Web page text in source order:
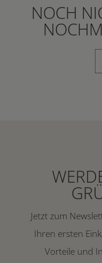
NOCH
Jetzt zum
Ihren ersten
Vorteile und